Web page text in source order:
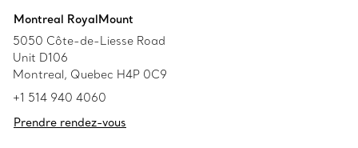
Montreal RoyalMount
5050 Côte-de-Liesse Road
Unit D106
Montreal, Quebec H4P 0C9
+1 514 940 4060
Prendre rendez-vous